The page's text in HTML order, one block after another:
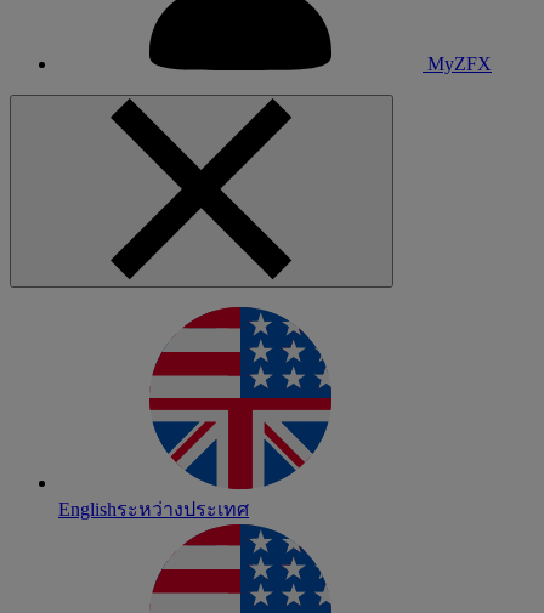
MyZFX
Englishระหว่างประเทศ